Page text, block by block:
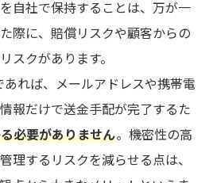
自社で保持することは、万が一
際に、賠償リスクや顧客からの
スクがあります。
れば、メールアドレスや携帯電
報だけで送金手配が完了するた
必要がありません。機密性の高
理するリスクを減らせる点は、